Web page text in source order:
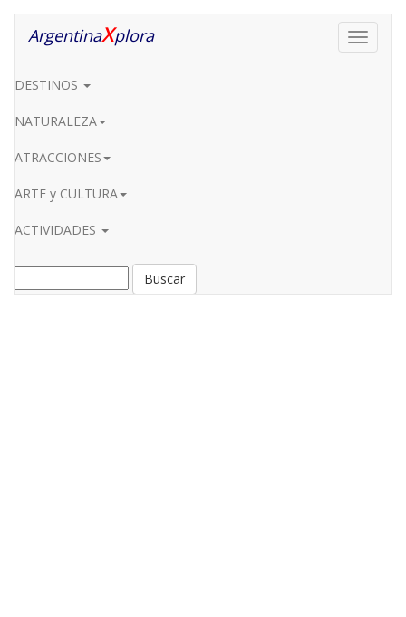
Toggle
ArgentinaXplora
DESTINOS
NATURALEZA
ATRACCIONES
ARTE y CULTURA
ACTIVIDADES
Buscar